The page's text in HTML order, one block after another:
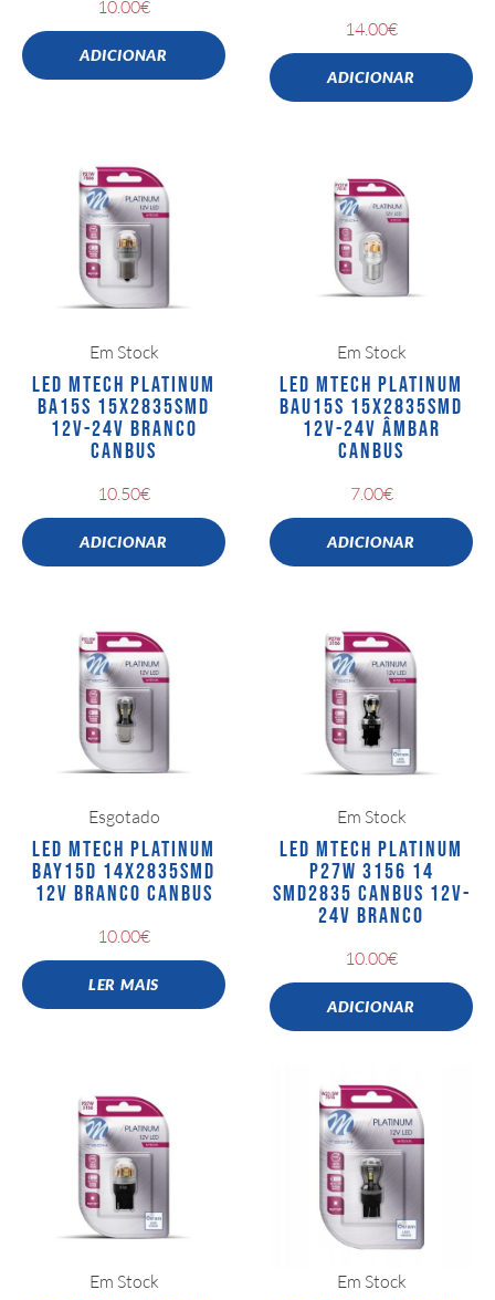
10.00€
ADICIONAR
14.00€
ADICIONAR
Em Stock
LED MTECH PLATINUM
BA15S 15X2835SMD
12V-24V BRANCO
CANBUS
10.50€
ADICIONAR
Em Stock
LED MTECH PLATINUM
BAU15S 15X2835SMD
12V-24V ÂMBAR
CANBUS
7.00€
ADICIONAR
Esgotado
LED MTECH PLATINUM
BAY15D 14X2835SMD
12V BRANCO CANBUS
10.00€
LER MAIS
Em Stock
LED MTECH PLATINUM
P27W 3156 14
SMD2835 CANBUS 12V-
24V BRANCO
10.00€
ADICIONAR
Em Stock Em Stock